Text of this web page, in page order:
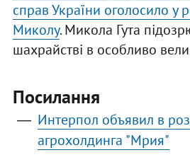
справ України оголосило у
Миколу. Микола Гута
шахрайстві в особливо
Посилання
Интерпол объявил в
агрохолдинга "Мрия"